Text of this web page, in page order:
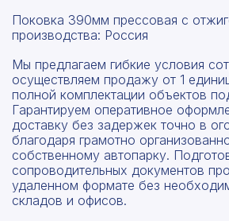
Поковка 390мм прессовая с
производства: Россия
Мы предлагаем гибкие условия
осуществляем продажу от 1
полной комплектации объектов
Гарантируем оперативное
доставку без задержек точно в
благодаря грамотно
собственному автопарку.
сопроводительных документов
удаленном формате без
складов и офисов.